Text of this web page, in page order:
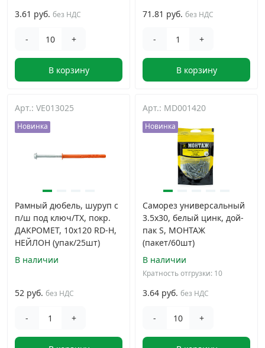
3.61 руб. без НДС
- +
В корзину
71.81 руб. без НДС
- +
В корзину
Арт.: VE013025
Новинка
Рамный дюбель, шуруп с
п/ш под ключ/TX, покр.
ДАКРОМЕТ, 10x120 RD-H,
НЕЙЛОН (упак/25шт)
В наличии
52 руб. без НДС
- +
Арт.: MD001420
Новинка
Саморез универсальный
3.5x30, белый цинк, дой-
пак S, МОНТАЖ
(пакет/60шт)
В наличии
Кратность отгрузки: 10
3.64 руб. без НДС
- +